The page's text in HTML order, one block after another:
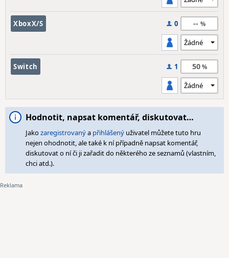
XboxX/S 0 --
Switch 1 50
Hodnotit, napsat komentář, diskutovat…
Jakozaregistrovanýa přihlášený uživatel můžete tuto hru
nejen ohodnotit, ale také k ní případně napsat komentář,
diskutovat o ní či ji zařadit do některého ze seznamů (vlastním,
chci atd.).